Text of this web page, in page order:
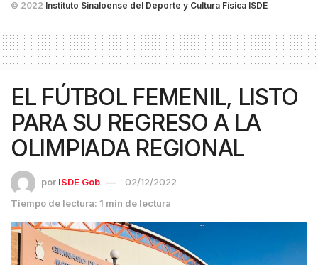
© 2022 Instituto Sinaloense del Deporte y Cultura Física ISDE
EL FÚTBOL FEMENIL, LISTO
PARA SU REGRESO A LA
OLIMPIADA REGIONAL
por ISDE Gob
02/12/2022
Tiempo de lectura: 1 min de lectura